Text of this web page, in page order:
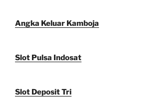
Angka Keluar Kamboja
Slot Pulsa Indosat
Slot Deposit Tri